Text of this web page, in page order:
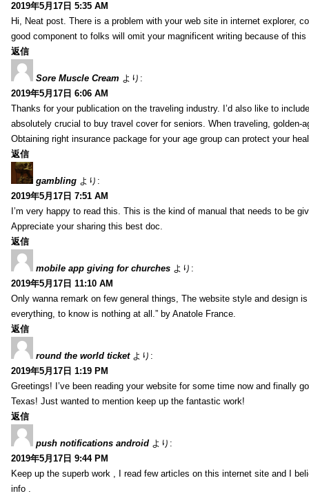
2019年5月17日 5:35 AM
Hi, Neat post. There is a problem with your web site in internet explorer,
good component to folks will omit your magnificent writing because of this
返信
Sore Muscle Cream より:
2019年5月17日 6:06 AM
Thanks for your publication on the traveling industry. I’d also like to
absolutely crucial to buy travel cover for seniors. When traveling, golden-
Obtaining right insurance package for your age group can protect your
返信
gambling より:
2019年5月17日 7:51 AM
I’m very happy to read this. This is the kind of manual that needs to be
Appreciate your sharing this best doc.
返信
mobile app giving for churches より:
2019年5月17日 11:10 AM
Only wanna remark on few general things, The website style and design
everything, to know is nothing at all.” by Anatole France.
返信
round the world ticket より:
2019年5月17日 1:19 PM
Greetings! I’ve been reading your website for some time now and finally
Texas! Just wanted to mention keep up the fantastic work!
返信
push notifications android より:
2019年5月17日 9:44 PM
Keep up the superb work , I read few articles on this internet site and I
info .